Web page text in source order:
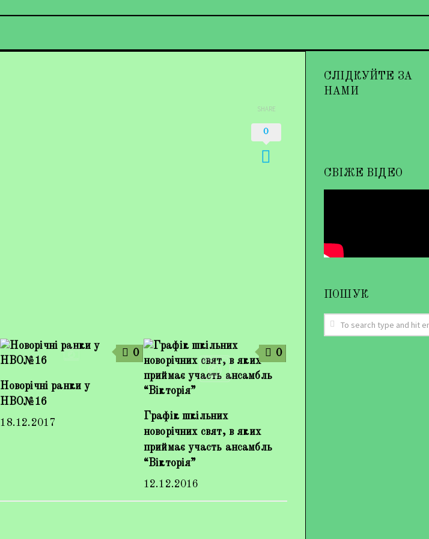
SHARE
0
0
Новорічні ранки у
НВО№16
18.12.2017
0
Графік шкільних
новорічних свят, в яких
приймає участь ансамбль
“Вікторія”
12.12.2016
СЛІДКУЙТЕ ЗА
НАМИ
СВІЖЕ ВІДЕО
ПОШУК